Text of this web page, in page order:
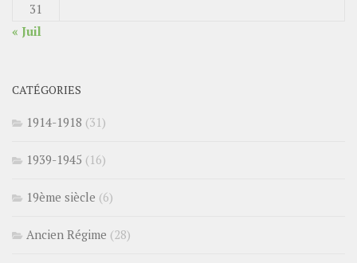
31
« Juil
CATÉGORIES
1914-1918 (31)
1939-1945 (16)
19ème siècle (6)
Ancien Régime (28)